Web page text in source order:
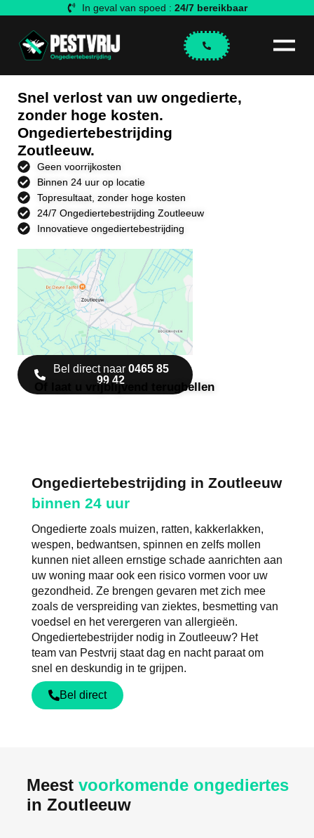
In geval van spoed :24/7 bereikbaar
Snel verlost van uw ongedierte,
zonder hoge kosten.
Ongediertebestrijding
Zoutleeuw.
Geen voorrijkosten
Binnen 24 uur op locatie
Topresultaat, zonder hoge kosten
24/7 Ongediertebestrijding Zoutleeuw
Innovatieve ongediertebestrijding
Bel direct naar 0465 85
99 42
Of laat u vrijblijvend terugbellen
Ongediertebestrijding in Zoutleeuw
binnen 24 uur
Ongedierte zoals muizen, ratten, kakkerlakken,
wespen, bedwantsen, spinnen en zelfs mollen
kunnen niet alleen ernstige schade aanrichten aan
uw woning maar ook een risico vormen voor uw
gezondheid. Ze brengen gevaren met zich mee
zoals de verspreiding van ziektes, besmetting van
voedsel en het verergeren van allergieën.
Ongediertebestrijder nodig in Zoutleeuw? Het
team van Pestvrij staat dag en nacht paraat om
snel en deskundig in te grijpen.
Bel direct
Meest voorkomende ongediertes
in Zoutleeuw